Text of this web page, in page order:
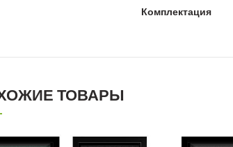
Комплектация
ТОВАРЫ